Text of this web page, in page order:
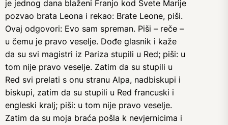
je jednog dana blaženi Franjo kod Svete Marije
pozvao brata Leona i rekao: Brate Leone, piši.
Ovaj odgovori: Evo sam spreman. Piši – reče –
u čemu je pravo veselje. Dođe glasnik i kaže
da su svi magistri iz Pariza stupili u Red; piši: u
tom nije pravo veselje. Zatim da su stupili u
Red svi prelati s onu stranu Alpa, nadbiskupi i
biskupi, zatim da su stupili u Red francuski i
engleski kralj; piši: u tom nije pravo veselje.
Zatim da su moja braća pošla k nevjernicima i